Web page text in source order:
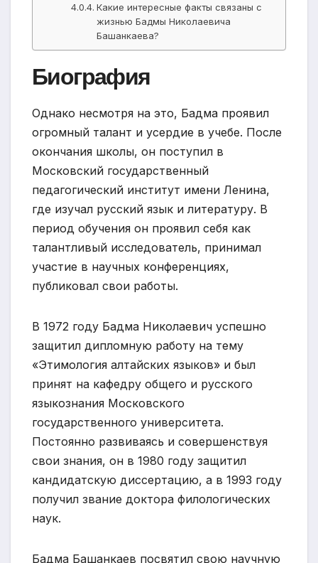
Какие интересные факты связаны с
жизнью Бадмы Николаевича
Башанкаева?
Биография
Однако несмотря на это, Бадма проявил
огромный талант и усердие в учебе. После
окончания школы, он поступил в
Московский государственный
педагогический институт имени Ленина,
где изучал русский язык и литературу. В
период обучения он проявил себя как
талантливый исследователь, принимал
участие в научных конференциях,
публиковал свои работы.
В 1972 году Бадма Николаевич успешно
защитил дипломную работу на тему
«Этимология алтайских языков» и был
принят на кафедру общего и русского
языкознания Московского
государственного университета.
Постоянно развиваясь и совершенствуя
свои знания, он в 1980 году защитил
кандидатскую диссертацию, а в 1993 году
получил звание доктора филологических
наук.
Бадма Башанкаев посвятил свою научную